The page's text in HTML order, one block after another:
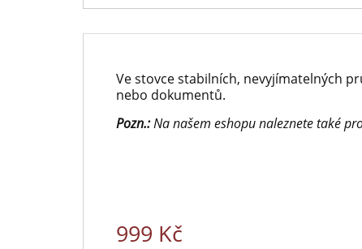
Ve stovce stabilních, nevyjímatelných
nebo dokumentů.
Pozn.:Na našem eshopu naleznete také
999 Kč